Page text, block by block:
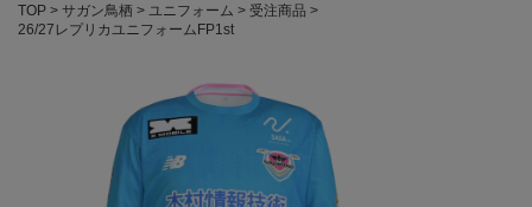
TOP サガン鳥栖 ユニフォーム
受注商品
26/27レプリカユニフォームFP1st